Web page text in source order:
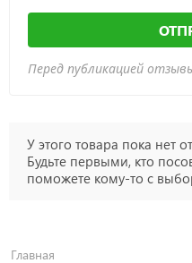
Перед публикацией
У этого товара пока нет
Будьте первыми, кто
поможете кому-то с
Главная